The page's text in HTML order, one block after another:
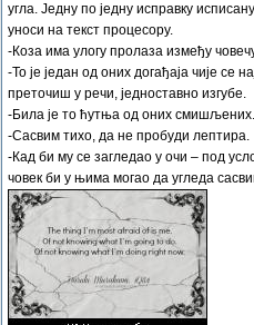
угла. Једну по једну исправку
уноси на текст процесору.
-Коза има улогу пролаза између
-То је један од оних догађаја чије се
преточиш у речи, једноставно изгубе.
-Била је то ћутња од оних смишљених.
-Сасвим тихо, да не пробуди лептира.
-Кад би му се загледао у очи – под
човек би у њима могао да угледа